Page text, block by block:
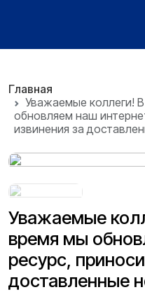
Главная
Уважаемые коллеги!
обновляем наш
извинения за
Уважаемые
время мы
ресурс,
доставленные